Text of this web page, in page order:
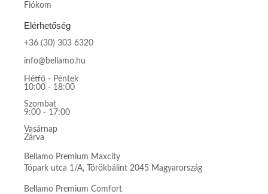
Fiókom
Elérhetőség
+36 (30) 303 6320
info@bellamo.hu
Hétfő - Péntek
10:00 - 18:00
Szombat
9:00 - 17:00
Vasárnap
Zárva
Bellamo Premium Maxcity
Tópark utca 1/A, Törökbálint 2045 Magyarország
Bellamo Premium Comfort